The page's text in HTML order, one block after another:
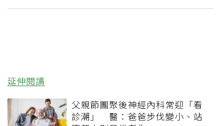
延伸閱讀
父親節團聚後神經內科常迎「看
診潮」 醫：爸爸步伐變小、站